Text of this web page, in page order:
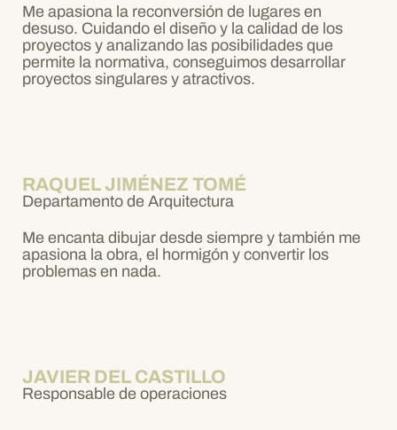
Me apasiona la reconversión de lugares en
desuso. Cuidando el diseño y la calidad de los
proyectos y analizando las posibilidades que
permite la normativa, conseguimos desarrollar
proyectos singulares y atractivos.
RAQUEL JIMÉNEZ TOMÉ
Departamento de Arquitectura
Me encanta dibujar desde siempre y también me
apasiona la obra, el hormigón y convertir los
problemas en nada.
JAVIER DEL CASTILLO
Responsable de operaciones